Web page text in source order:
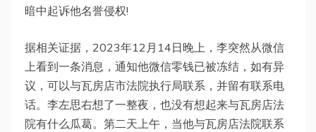
暗中起诉他名誉侵权!
据相关证据，2023年12月14日晚上，李突然从微信
上看到一条消息，通知他微信零钱已被冻结，如有异
议，可以与瓦房店市法院执行局联系，并留有联系电
话。李左思右想了一整夜，也没有想起来与瓦房店法
院有什么瓜葛。第二天上午，当他与瓦房店法院联系